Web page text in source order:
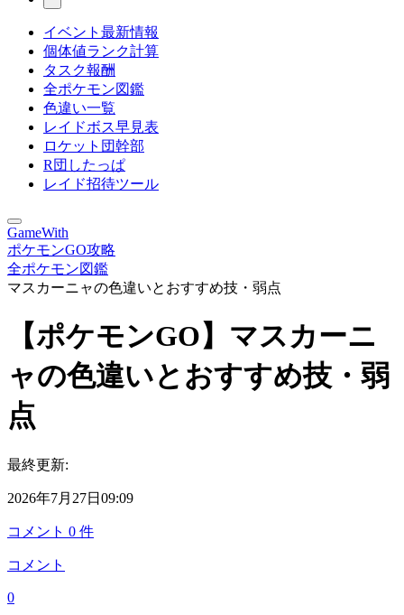
イベント最新情報
個体値ランク計算
タスク報酬
全ポケモン図鑑
色違い一覧
レイドボス早見表
ロケット団幹部
R団したっぱ
レイド招待ツール
GameWith
ポケモンGO攻略
全ポケモン図鑑
マスカーニャの色違いとおすすめ技・弱点
【ポケモンGO】マスカーニ
ャの色違いとおすすめ技・弱
点
最終更新:
2026年7月27日09:09
コメント 0 件
コメント
0